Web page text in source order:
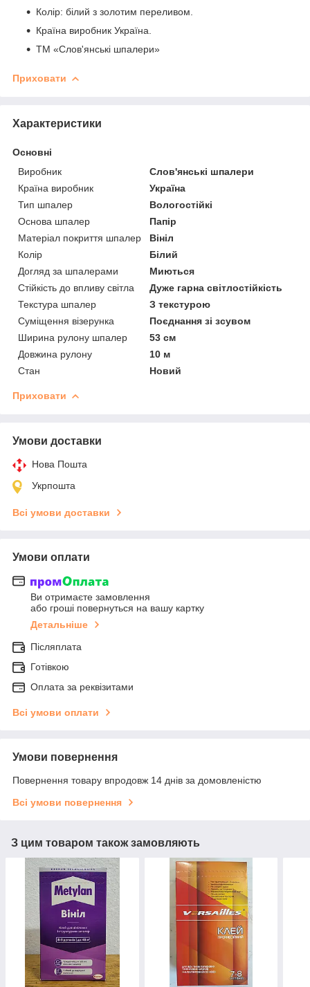
Колір: білий з золотим переливом.
Країна виробник Україна.
ТМ «Слов'янські шпалери»
Приховати
Характеристики
Основні
Виробник
Слов'янські шпалери
Країна виробник
Україна
Тип шпалер
Вологостійкі
Основа шпалер
Папір
Матеріал покриття шпалер
Вініл
Колір
Білий
Догляд за шпалерами
Миються
Стійкість до впливу світла
Дуже гарна світлостійкість
Текстура шпалер
З текстурою
Суміщення візерунка
Поєднання зі зсувом
Ширина рулону шпалер
53 см
Довжина рулону
10 м
Стан
Новий
Приховати
Умови доставки
Нова Пошта
Укрпошта
Всі умови доставки
Умови оплати
Ви отримаєте замовлення
або гроші повернуться на вашу картку
Детальніше
Післяплата
Готівкою
Оплата за реквізитами
Всі умови оплати
Умови повернення
Повернення товару впродовж 14 днів за домовленістю
Всі умови повернення
З цим товаром також замовляють